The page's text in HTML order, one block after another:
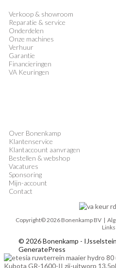
Verkoop & showroom
Reparatie & service
Onderdelen
Onze machines
Verhuur
Garantie
Financieringen
VA Keuringen
Over Bonenkamp
Klantenservice
Klantaccount aanvragen
Bestellen & webshop
Vacatures
Sponsoring
Mijn-account
Contact
Copyright© 2026 Bonenkamp BV |
Links
© 2026 Bonenkamp - IJsselstein
GeneratePress
Kubota GR-1600-II zij-uitworp